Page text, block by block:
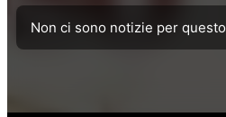
Non ci sono notizie per